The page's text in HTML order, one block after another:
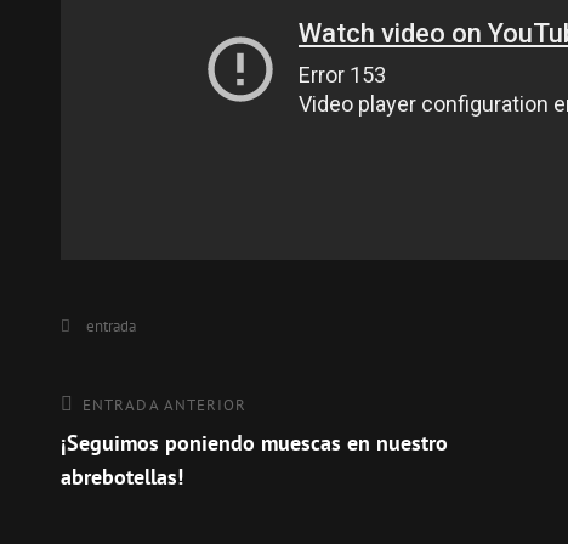
Categorías
entrada
Navegación
de
entradas
Entrada
anterior
ENTRADA ANTERIOR
¡Seguimos poniendo muescas en nuestro
abrebotellas!